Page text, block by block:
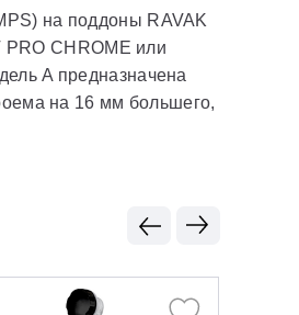
на поддоны RAVAK
CHROME или
A предназначена
на 16 мм большего,